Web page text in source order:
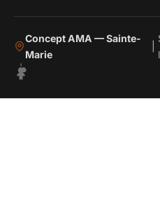
Concept AMA — Sainte-
Marie